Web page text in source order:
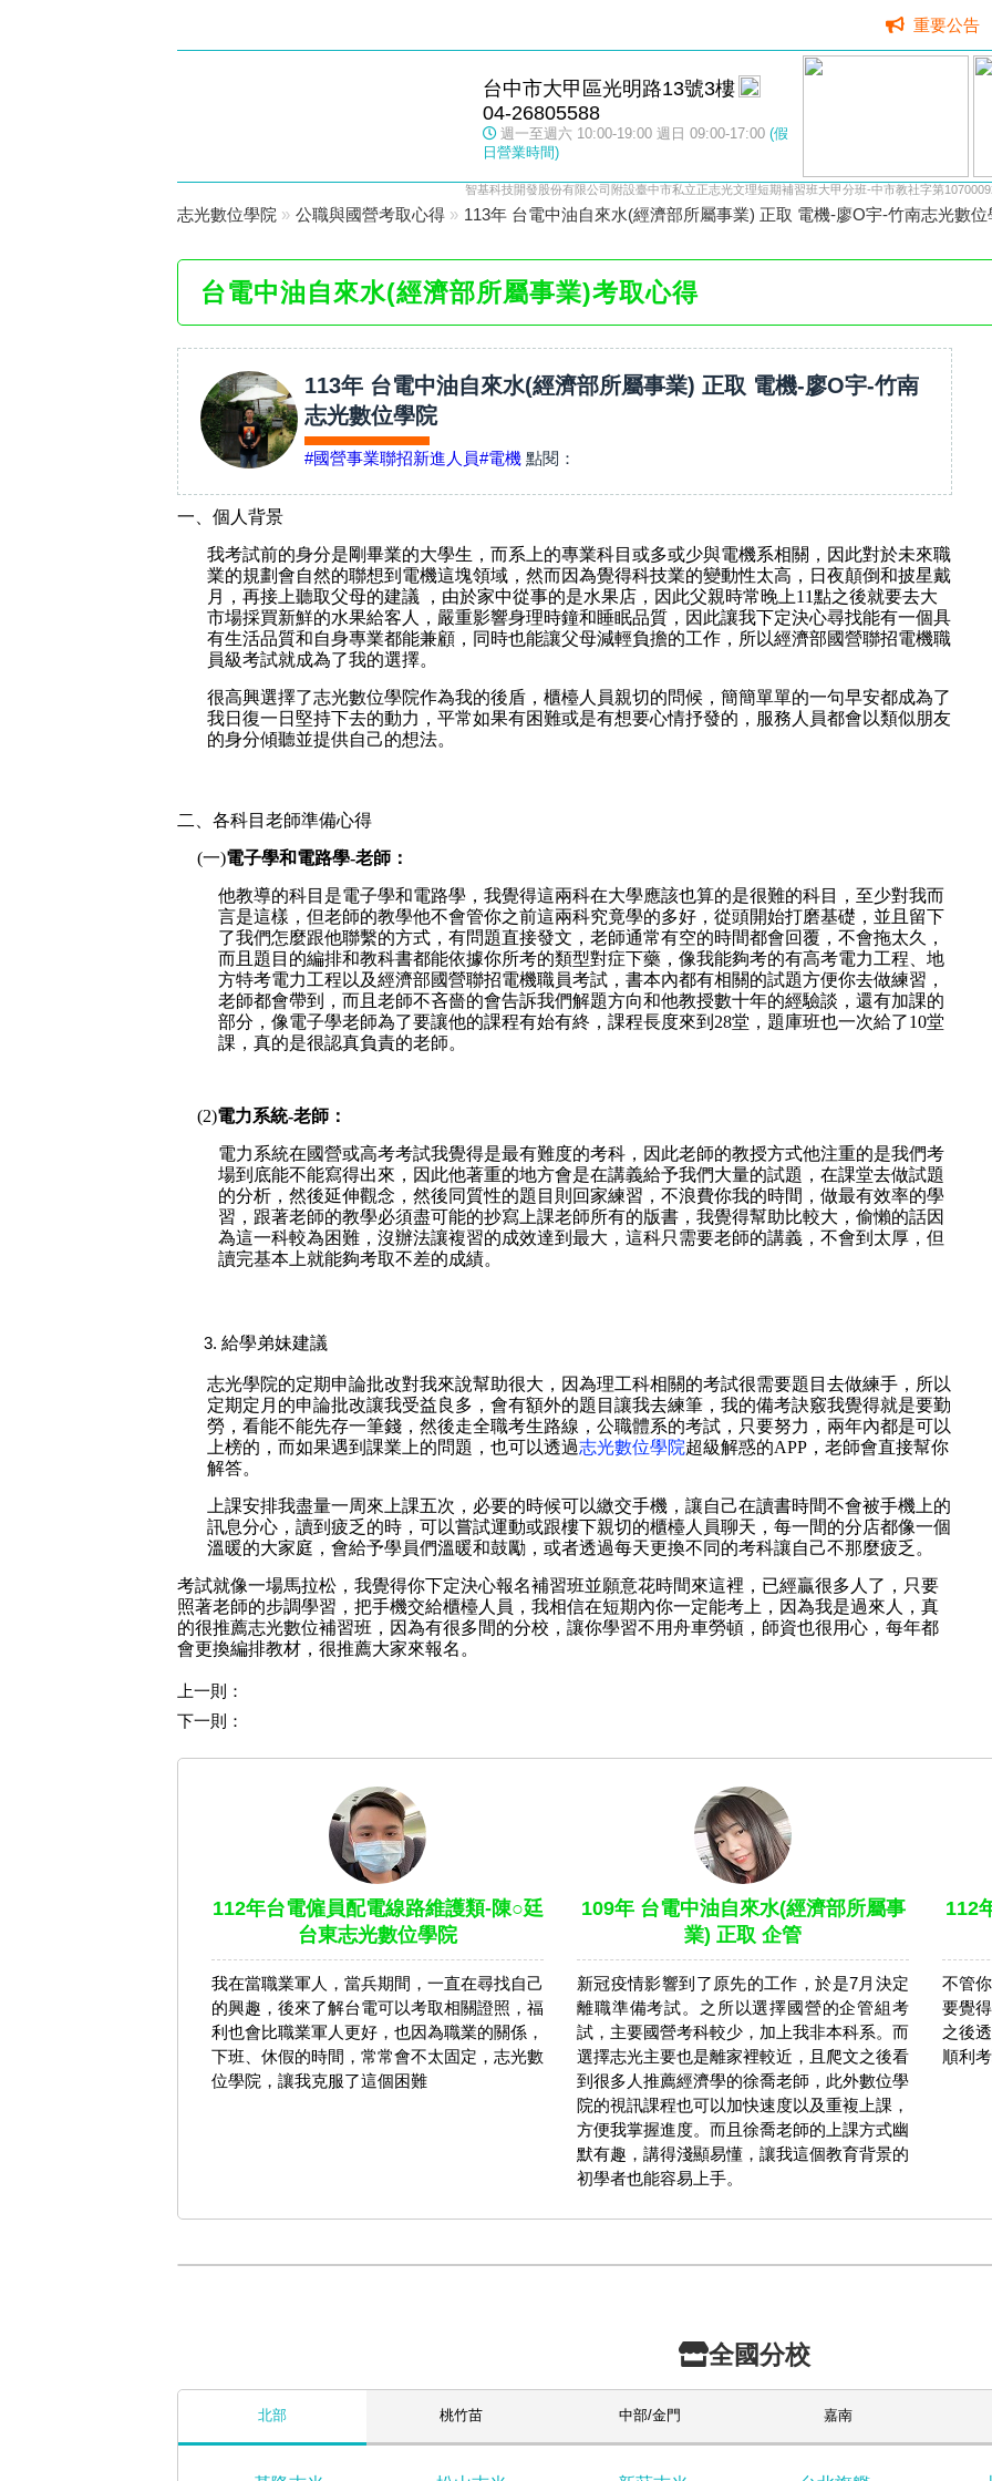
重要公告
台中市大甲區光明路13號3樓
04-26805588
週一至週六 10:00-19:00 週日 09:00-17:00 (假
日營業時間)
智基科技開發股份有限公司附設臺中市私立正志光文理短期補習班大甲分班-中市教社字第
志光數位學院 » 公職與國營考取心得 » 113年 台電中油自來水(經濟部所屬事業) 正取 電機-廖O宇-竹南志光數位
台電中油自來水(經濟部所屬事業)考取心得
113年 台電中油自來水(經濟部所屬事業) 正取 電機-廖O宇-竹南
志光數位學院
#國營事業聯招新進人員#電機 點閱：
一、個人背景
我考試前的身分是剛畢業的大學生，而系上的專業科目或多或少與電機系相關，因此對於未來職
業的規劃會自然的聯想到電機這塊領域，然而因為覺得科技業的變動性太高，日夜顛倒和披星戴
月，再接上聽取父母的建議 ，由於家中從事的是水果店，因此父親時常晚上11點之後就要去大
市場採買新鮮的水果給客人，嚴重影響身理時鐘和睡眠品質，因此讓我下定決心尋找能有一個具
有生活品質和自身專業都能兼顧，同時也能讓父母減輕負擔的工作，所以經濟部國營聯招電機職
員級考試就成為了我的選擇。
很高興選擇了志光數位學院作為我的後盾，櫃檯人員親切的問候，簡簡單單的一句早安都成為了
我日復一日堅持下去的動力，平常如果有困難或是有想要心情抒發的，服務人員都會以類似朋友
的身分傾聽並提供自己的想法。
二、各科目老師準備心得
(一)電子學和電路學-老師：
他教導的科目是電子學和電路學，我覺得這兩科在大學應該也算的是很難的科目，至少對我而
言是這樣，但老師的教學他不會管你之前這兩科究竟學的多好，從頭開始打磨基礎，並且留下
了我們怎麼跟他聯繫的方式，有問題直接發文，老師通常有空的時間都會回覆，不會拖太久，
而且題目的編排和教科書都能依據你所考的類型對症下藥，像我能夠考的有高考電力工程、地
方特考電力工程以及經濟部國營聯招電機職員考試，書本內都有相關的試題方便你去做練習，
老師都會帶到，而且老師不吝嗇的會告訴我們解題方向和他教授數十年的經驗談，還有加課的
部分，像電子學老師為了要讓他的課程有始有終，課程長度來到28堂，題庫班也一次給了10堂
課，真的是很認真負責的老師。
(2)電力系統-老師：
電力系統在國營或高考考試我覺得是最有難度的考科，因此老師的教授方式他注重的是我們考
場到底能不能寫得出來，因此他著重的地方會是在講義給予我們大量的試題，在課堂去做試題
的分析，然後延伸觀念，然後同質性的題目則回家練習，不浪費你我的時間，做最有效率的學
習，跟著老師的教學必須盡可能的抄寫上課老師所有的版書，我覺得幫助比較大，偷懶的話因
為這一科較為困難，沒辦法讓複習的成效達到最大，這科只需要老師的講義，不會到太厚，但
讀完基本上就能夠考取不差的成績。
給學弟妹建議
志光學院的定期申論批改對我來說幫助很大，因為理工科相關的考試很需要題目去做練手，所以
定期定月的申論批改讓我受益良多，會有額外的題目讓我去練筆，我的備考訣竅我覺得就是要勤
勞，看能不能先存一筆錢，然後走全職考生路線，公職體系的考試，只要努力，兩年內都是可以
上榜的，而如果遇到課業上的問題，也可以透過志光數位學院超級解惑的APP，老師會直接幫你
解答。
上課安排我盡量一周來上課五次，必要的時候可以繳交手機，讓自己在讀書時間不會被手機上的
訊息分心，讀到疲乏的時，可以嘗試運動或跟樓下親切的櫃檯人員聊天，每一間的分店都像一個
溫暖的大家庭，會給予學員們溫暖和鼓勵，或者透過每天更換不同的考科讓自己不那麼疲乏 。
考試就像一場馬拉松，我覺得你下定決心報名補習班並願意花時間來這裡，已經贏很多人了，只要
照著老師的步調學習，把手機交給櫃檯人員，我相信在短期內你一定能考上，因為我是過來人，真
的很推薦志光數位補習班，因為有很多間的分校，讓你學習不用舟車勞頓，師資也很用心，每年都
會更換編排教材，很推薦大家來報名 。
上一則：
下一則：
112年台電僱員配電線路維護類-陳○廷
台東志光數位學院
我在當職業軍人，當兵期間，一直在尋找自己
的興趣，後來了解台電可以考取相關證照，福
利也會比職業軍人更好，也因為職業的關係，
下班、休假的時間，常常會不太固定，志光數
位學院，讓我克服了這個困難
109年 台電中油自來水(經濟部所屬事
業) 正取 企管
新冠疫情影響到了原先的工作，於是7月決定
離職準備考試。之所以選擇國營的企管組考
試，主要國營考科較少，加上我非本科系。而
選擇志光主要也是離家裡較近，且爬文之後看
到很多人推薦經濟學的徐喬老師，此外數位學
院的視訊課程也可以加快速度以及重複上課，
方便我掌握進度。而且徐喬老師的上課方式幽
默有趣，講得淺顯易懂，讓我這個教育背景的
初學者也能容易上手。
112
不管
要覺
之後
順利考
全國分校
北部 桃竹苗 中部/金門 嘉南